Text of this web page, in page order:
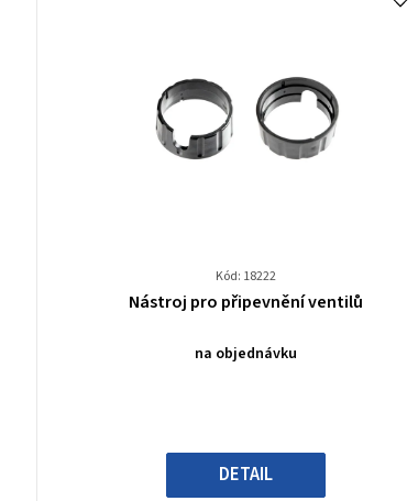
Kód: 18222
Průměrné
produktu
5
hvězdiček.
Nástroj pro připevnění ventilů
na objednávku
DETAIL